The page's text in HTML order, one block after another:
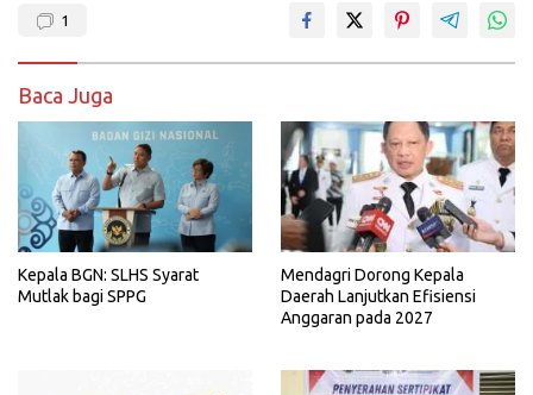
1
Baca Juga
Kepala BGN: SLHS Syarat
Mutlak bagi SPPG
Mendagri Dorong Kepala
Daerah Lanjutkan Efisiensi
Anggaran pada 2027